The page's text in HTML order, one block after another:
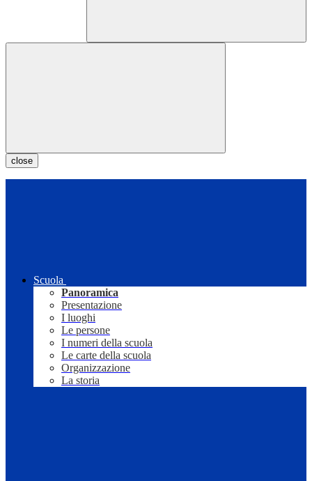
close
Scuola
Panoramica
Presentazione
I luoghi
Le persone
I numeri della scuola
Le carte della scuola
Organizzazione
La storia